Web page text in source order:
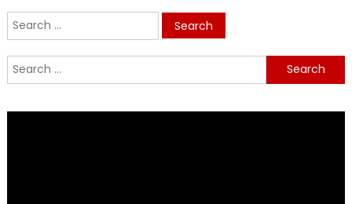
Search
for:
Search
for: